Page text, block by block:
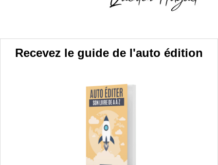
Recevez le guide de l'auto édition